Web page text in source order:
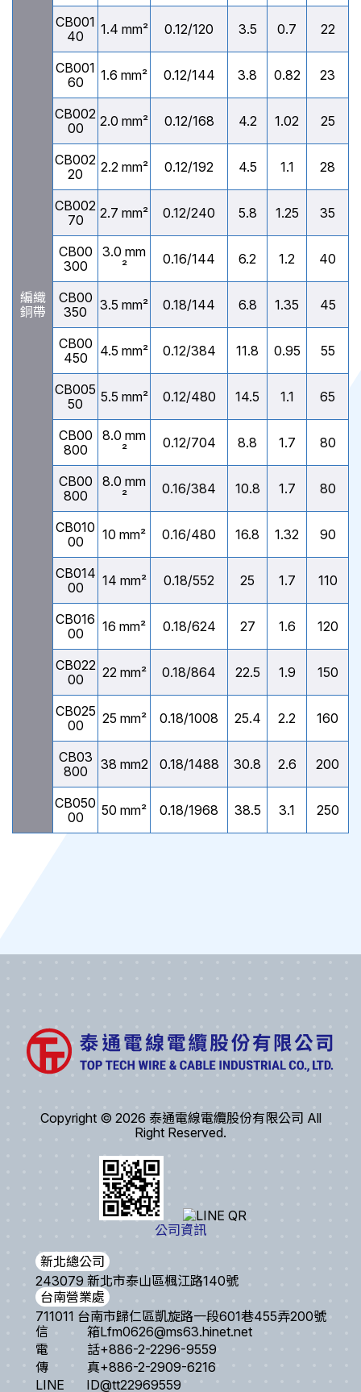
編織
銅帶
CB001
40
1.4 mm² 0.12/120 3.5 0.7 22
CB001
60
1.6 mm² 0.12/144 3.8 0.82 23
CB002
00
2.0 mm² 0.12/168 4.2 1.02 25
CB002
20
2.2 mm² 0.12/192 4.5 1.1 28
CB002
70
2.7 mm² 0.12/240 5.8 1.25 35
CB00
300
3.0 mm
²
0.16/144 6.2 1.2 40
CB00
350
3.5 mm² 0.18/144 6.8 1.35 45
CB00
450
4.5 mm² 0.12/384 11.8 0.95 55
CB005
50
5.5 mm² 0.12/480 14.5 1.1 65
CB00
800
8.0 mm
²
0.12/704 8.8 1.7 80
CB00
800
8.0 mm
²
0.16/384 10.8 1.7 80
CB010
00
10 mm² 0.16/480 16.8 1.32 90
CB014
00
14 mm² 0.18/552 25 1.7 110
CB016
00
16 mm² 0.18/624 27 1.6 120
CB022
00
22 mm² 0.18/864 22.5 1.9 150
CB025
00
25 mm² 0.18/1008 25.4 2.2 160
CB03
800
38 mm2 0.18/1488 30.8 2.6 200
CB050
00
50 mm² 0.18/1968 38.5 3.1 250
Copyright © 2026 泰通電線電纜股份有限公司 All
Right Reserved.
公司資訊
新北總公司
243079 新北市泰山區楓江路140號
台南營業處
711011 台南市歸仁區凱旋路一段601巷455弄200號
信箱Lfm0626@ms63.hinet.net
電話+886-2-2296-9559
傳真+886-2-2909-6216
LINE ID@tt22969559